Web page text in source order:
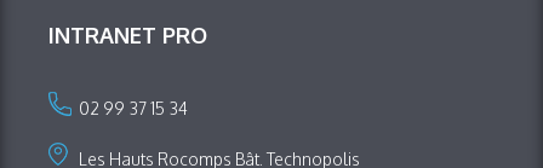
INTRANET PRO
02 99 37 15 34
Les Hauts Rocomps Bât. Technopolis